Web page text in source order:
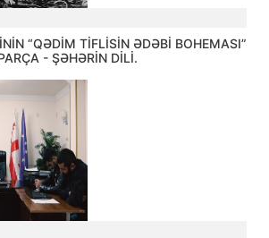
“QƏDİM TİFLİSİN ƏDƏBİ BOHEMASI”
- ŞƏHƏRİN DİLİ.